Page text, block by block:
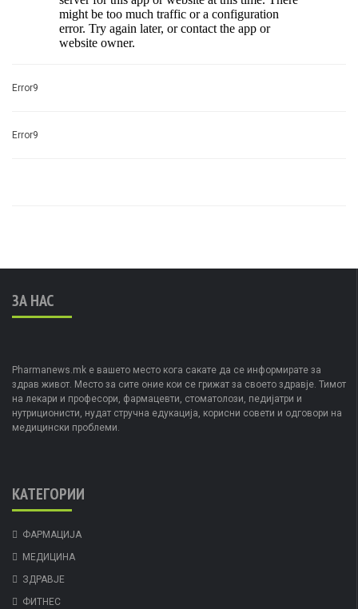
Error9
Error9
ЗА НАС
Pharmanews.mk е вашето место кога сакате да се информирате за
здрав живот. Место за сите оние кои се грижат за своето здравје. Тимот
на лекари и професори, фармацевти, стоматолози, педијатри и
нутриционисти, нудат стручна едукација, корисни совети и одговори на
медицински проблеми.
КАТЕГОРИИ
ФАРМАЦИЈА
МЕДИЦИНА
ЗДРАВЈЕ
ФИТНЕС